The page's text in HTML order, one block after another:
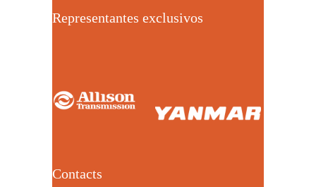
Representantes exclusivos
Contacts